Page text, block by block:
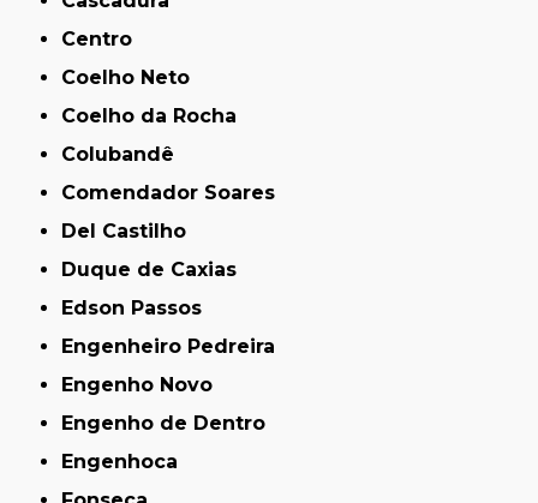
Centro
Coelho Neto
Coelho da Rocha
Colubandê
Comendador Soares
Del Castilho
Duque de Caxias
Edson Passos
Engenheiro Pedreira
Engenho Novo
Engenho de Dentro
Engenhoca